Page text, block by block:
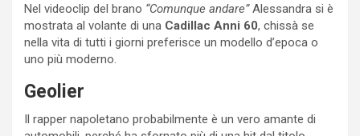
Nel videoclip del brano “Comunque andare”Alessandra si è
mostrata al volante di una Cadillac Anni 60, chissà se
nella vita di tutti i giorni preferisce un modello d’epoca o
uno più moderno.
Geolier
Il rapper napoletano probabilmente è un vero amante di